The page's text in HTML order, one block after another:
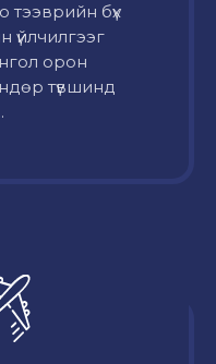
тээврийн бүх
үйлчилгээг
орон
түвшинд